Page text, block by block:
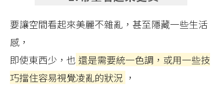
要讓空間看起來美麗不雜亂，甚至隱藏一些生活
感，
即使東西少，也 還是需要統一色調，或用一些技
巧擋住容易視覺凌亂的狀況 ，